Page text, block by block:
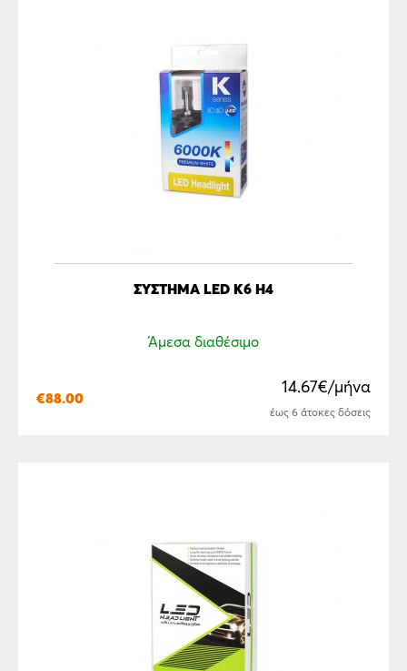
ΣΎΣΤΗΜΑ LED K6 H4
Άμεσα διαθέσιμο
€88.00
14.67€/μήνα
έως 6 άτοκες δόσεις